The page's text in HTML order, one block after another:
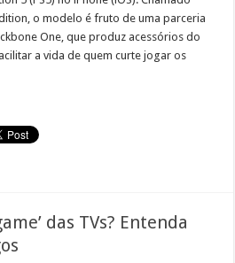
o modelo é fruto de uma parceria
One, que produz acessórios do
a vida de quem curte jogar os
das TVs? Entenda